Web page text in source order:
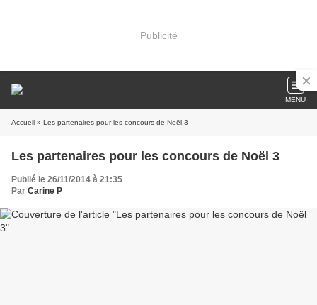
Publicité
MENU
Accueil » Les partenaires pour les concours de Noël 3
Les partenaires pour les concours de Noël 3
Publié le 26/11/2014 à 21:35
Par Carine P